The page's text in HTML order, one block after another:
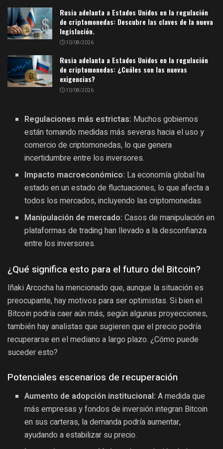
Rusia adelanta a Estados Unidos en la regulación
de criptomonedas: Descubre las claves de la nueva
legislación.
10/08/2026
Rusia adelanta a Estados Unidos en la regulación
de criptomonedas: ¿Cuáles son las nuevas
exigencias?
10/08/2026
Regulaciones más estrictas: Muchos gobiernos
están tomando medidas más severas hacia el uso y
comercio de criptomonedas, lo que genera
incertidumbre entre los inversores.
Impacto macroeconómico: La economía global ha
estado en un estado de fluctuaciones, lo que afecta a
todos los mercados, incluyendo las criptomonedas.
Manipulación de mercado: Casos de manipulación en
plataformas de trading han llevado a la desconfianza
entre los inversores.
¿Qué significa esto para el futuro del Bitcoin?
Iñaki Arcocha ha mencionado que, aunque la situación es
preocupante, hay motivos para ser optimistas. Si bien el
Bitcoin podría caer aún más, según algunas proyecciones,
también hay analistas que sugieren que el precio podría
recuperarse en el mediano a largo plazo. ¿Cómo puede
suceder esto?
Potenciales escenarios de recuperación
Aumento de adopción institucional: A medida que
más empresas y fondos de inversión integran Bitcoin
en sus carteras, la demanda podría aumentar,
ayudando a estabilizar su precio.